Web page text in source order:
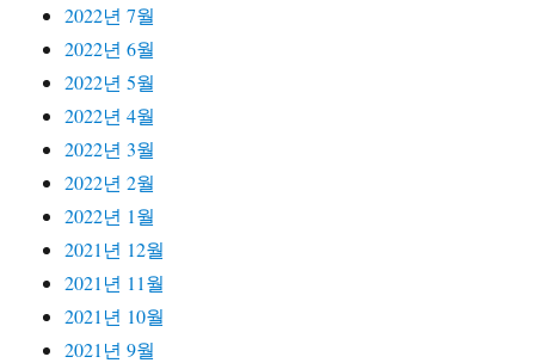
2022년 7월
2022년 6월
2022년 5월
2022년 4월
2022년 3월
2022년 2월
2022년 1월
2021년 12월
2021년 11월
2021년 10월
2021년 9월